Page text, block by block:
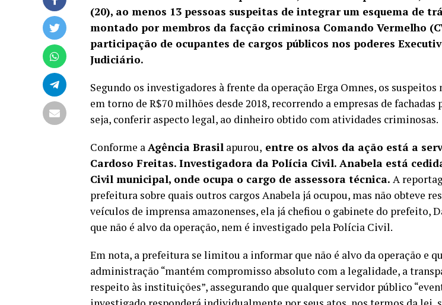
(20), ao menos 13 pessoas suspeitas de integrar um esquema de
montado por membros da facção criminosa Comando Vermelho
participação de ocupantes de cargos públicos nos poderes
Judiciário.
Segundo os investigadores à frente da operação Erga Omnes, os
em torno de R$70 milhões desde 2018, recorrendo a empresas de fachadas
seja, conferir aspecto legal, ao dinheiro obtido com atividades criminosas.
Conforme aAgência Brasil apurou, entre os alvos da ação está a
Cardoso Freitas. Investigadora da Polícia Civil. Anabela está
Civil municipal, onde ocupa o cargo de assessora técnica. A
prefeitura sobre quais outros cargos Anabela já ocupou, mas não obteve
veículos de imprensa amazonenses, ela já chefiou o gabinete do prefeito,
que não é alvo da operação, nem é investigado pela Polícia Civil.
Em nota, a prefeitura se limitou a informar que não é alvo da operação e
administração “mantém compromisso absoluto com a legalidade, a
respeito às instituições”, assegurando que qualquer servidor público